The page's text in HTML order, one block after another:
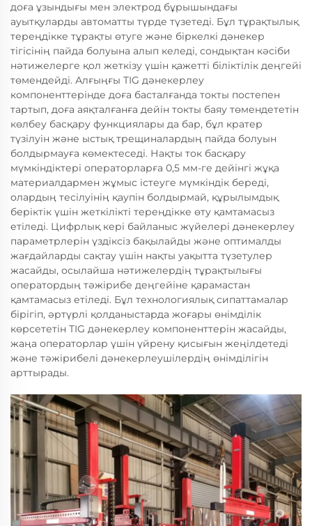
доға ұзындығы мен электрод бұрышындағы
ауытқуларды автоматты түрде түзетеді. Бұл тұрақтылық
тереңдікке тұрақты өтуге және біркелкі дәнекер
тігісінің пайда болуына алып келеді, сондықтан кәсіби
нәтижелерге қол жеткізу үшін қажетті біліктілік деңгейі
төмендейді. Алғыңғы TIG дәнекерлеу
компоненттерінде доға басталғанда токты постепен
тартып, доға аяқталғанға дейін токты баяу төмендететін
көлбеу басқару функциялары да бар, бұл кратер
түзілуін және ыстық трещиналардың пайда болуын
болдырмауға көмектеседі. Нақты ток басқару
мүмкіндіктері операторларға 0,5 мм-ге дейінгі жұқа
материалдармен жұмыс істеуге мүмкіндік береді,
олардың тесілуінің қаупін болдырмай, құрылымдық
беріктік үшін жеткілікті тереңдікке өту қамтамасыз
етіледі. Цифрлық кері байланыс жүйелері дәнекерлеу
параметрлерін үздіксіз бақылайды және оптималды
жағдайларды сақтау үшін нақты уақытта түзетулер
жасайды, осылайша нәтижелердің тұрақтылығы
оператордың тәжірибе деңгейіне қарамастан
қамтамасыз етіледі. Бұл технологиялық сипаттамалар
бірігіп, әртүрлі қолданыстарда жоғары өнімділік
көрсететін TIG дәнекерлеу компоненттерін жасайды,
жаңа операторлар үшін үйрену қисығын жеңілдетеді
және тәжірибелі дәнекерлеушілердің өнімділігін
арттырады.